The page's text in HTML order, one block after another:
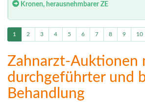
Kronen, herausnehmbarer ZE
1 2 3 4 5 6 7 8 9 10
Zahnarzt-Auktionen
durchgeführter und
Behandlung